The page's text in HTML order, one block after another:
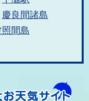
慶良間諸島
間島